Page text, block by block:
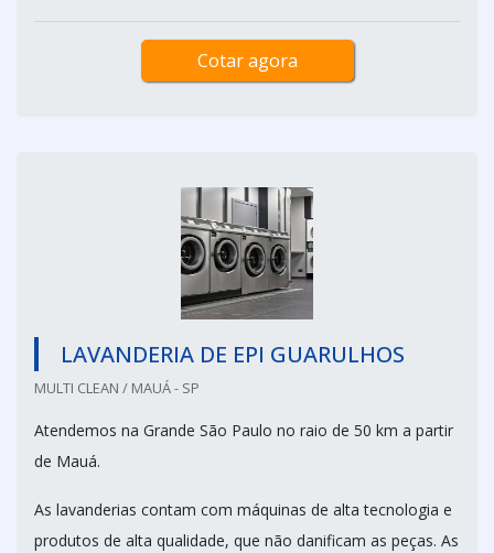
Cotar agora
LAVANDERIA DE EPI GUARULHOS
MULTI CLEAN / MAUÁ - SP
Atendemos na Grande São Paulo no raio de 50 km a partir
de Mauá.
As lavanderias contam com máquinas de alta tecnologia e
produtos de alta qualidade, que não danificam as peças. As